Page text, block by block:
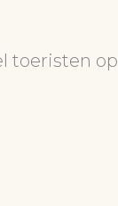
toeristen op